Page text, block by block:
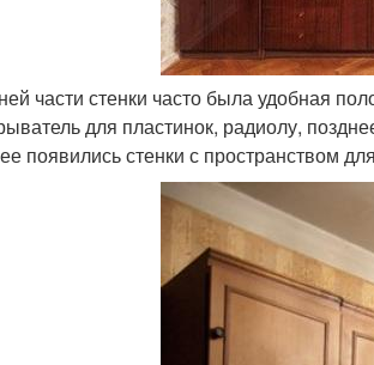
части стенки часто была удобная
для пластинок, радиолу,
появились стенки с пространством